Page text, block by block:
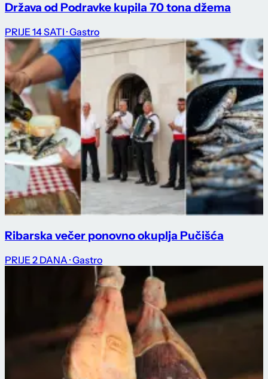
Država od Podravke kupila 70 tona džema
PRIJE 14 SATI · Gastro
Ribarska večer ponovno okuplja Pučišća
PRIJE 2 DANA · Gastro